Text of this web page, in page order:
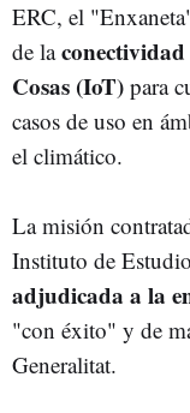
ERC, el
de la
Cosas (IoT) para
casos de uso en
el climático.
La misión
Instituto de
adjudicada a la
"con éxito" y de
Generalitat.